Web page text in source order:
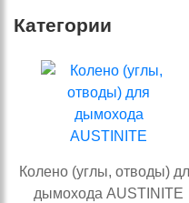
Категории
Колено (углы, отводы)
дымохода AUSTINITE